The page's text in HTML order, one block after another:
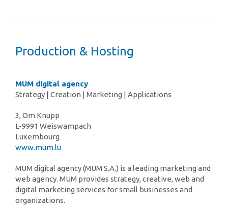
Production & Hosting
MUM digital agency
Strategy | Creation | Marketing | Applications
3, Om Knupp
L-9991 Weiswampach
Luxembourg
www.mum.lu
MUM digital agency (MUM S.A.) is a leading marketing and
web agency. MUM provides strategy, creative, web and
digital marketing services for small businesses and
organizations.